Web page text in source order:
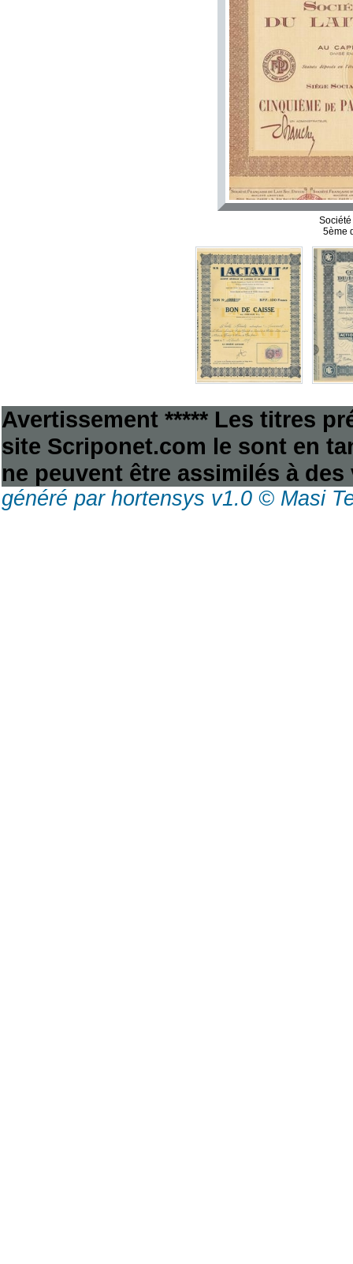
5ème
Avertissement ***** Les titres
site Scriponet.com le sont en
ne peuvent être assimilés à
généré par hortensys v1.0 © Masi